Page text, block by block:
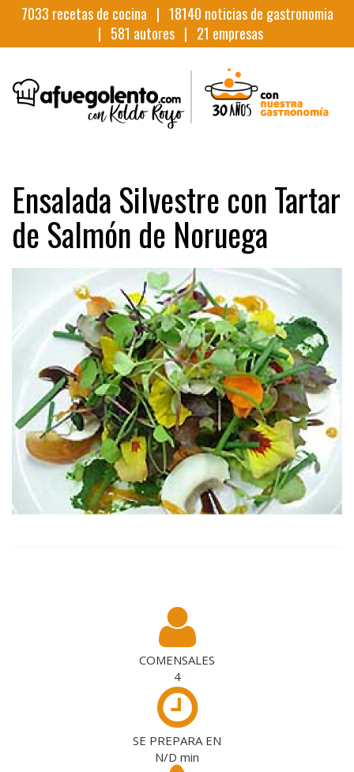
7033 recetas de cocina | 18140 noticias de gastronomia
| 581 autores | 21 empresas
Ensalada Silvestre con Tartar
de Salmón de Noruega
COMENSALES
4
SE PREPARA EN
N/D min